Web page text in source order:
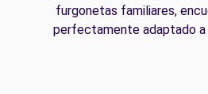
furgonetas familiares,
perfectamente adaptado a